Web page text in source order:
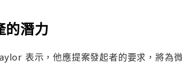
的潛力
表示，他應提案發起者的要求，將為